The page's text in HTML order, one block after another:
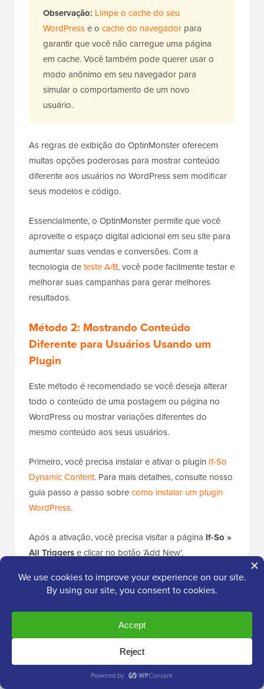
Observação: Limpe o cache do seu
WordPresse o cache do navegador para
garantir que você não carregue uma página
em cache. Você também pode querer usar o
modo anônimo em seu navegador para
simular o comportamento de um novo
usuário.
As regras de exibição do OptinMonster oferecem
muitas opções poderosas para mostrar conteúdo
diferente aos usuários no WordPress sem modificar
seus modelos e código.
Essencialmente, o OptinMonster permite que você
aproveite o espaço digital adicional em seu site para
aumentar suas vendas e conversões. Com a
tecnologia deteste A/B, você pode facilmente testar e
melhorar suas campanhas para gerar melhores
resultados.
Método 2: Mostrando Conteúdo
Diferente para Usuários Usando um
Plugin
Este método é recomendado se você deseja alterar
todo o conteúdo de uma postagem ou página no
WordPress ou mostrar variações diferentes do
mesmo conteúdo aos seus usuários.
Primeiro, você precisa instalar e ativar o plugin If-So
Dynamic Content. Para mais detalhes, consulte nosso
guia passo a passo sobrecomo instalar um plugin
WordPress.
Após a ativação, você precisa visitar a página If-So »
All Triggerse clicar no botão ‘Add New’.